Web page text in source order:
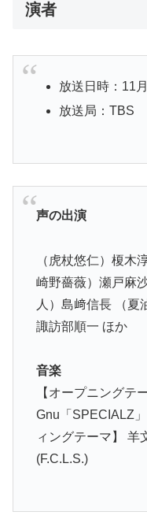
演者
放送日時：11
放送局：TBS
声の出演
（虎杖悠仁）榎木
崎野薔薇）瀬戸麻
人）島﨑信長 （夏
諏訪部順一 ほか
音楽
【オープニングテ
Gnu「SPECIALZ
ィングテーマ】 羊
(F.C.L.S.)